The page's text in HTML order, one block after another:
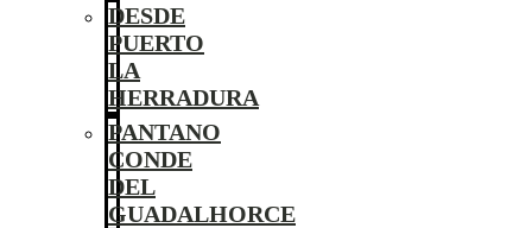
DESDE
PUERTO
LA
HERRADURA
PANTANO
CONDE
DEL
GUADALHORCE